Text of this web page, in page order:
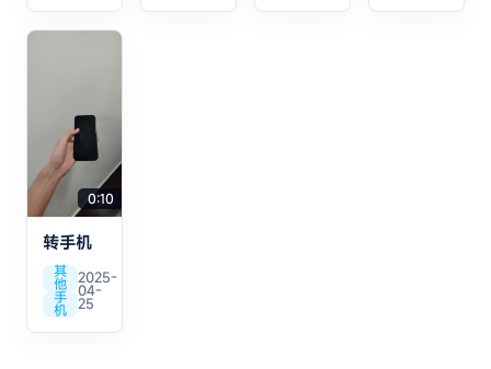
0:10
转手机
其
他
手
机
2025-
04-
25